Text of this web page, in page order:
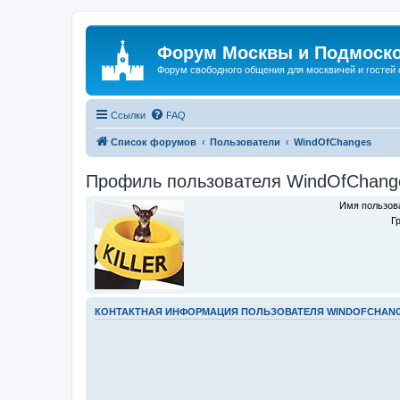
Форум Москвы и
Форум свободного общения для москвичей и гостей
Ссылки FAQ
Список форумов Пользователи WindOfChanges
Профиль пользователя
Имя
КОНТАКТНАЯ ИНФОРМАЦИЯ ПОЛЬЗОВАТЕЛЯ